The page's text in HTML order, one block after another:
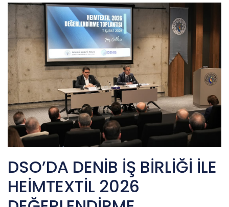
DSO’DA DENİB İŞ BİRLİĞİ İLE
HEİMTEXTİL 2026